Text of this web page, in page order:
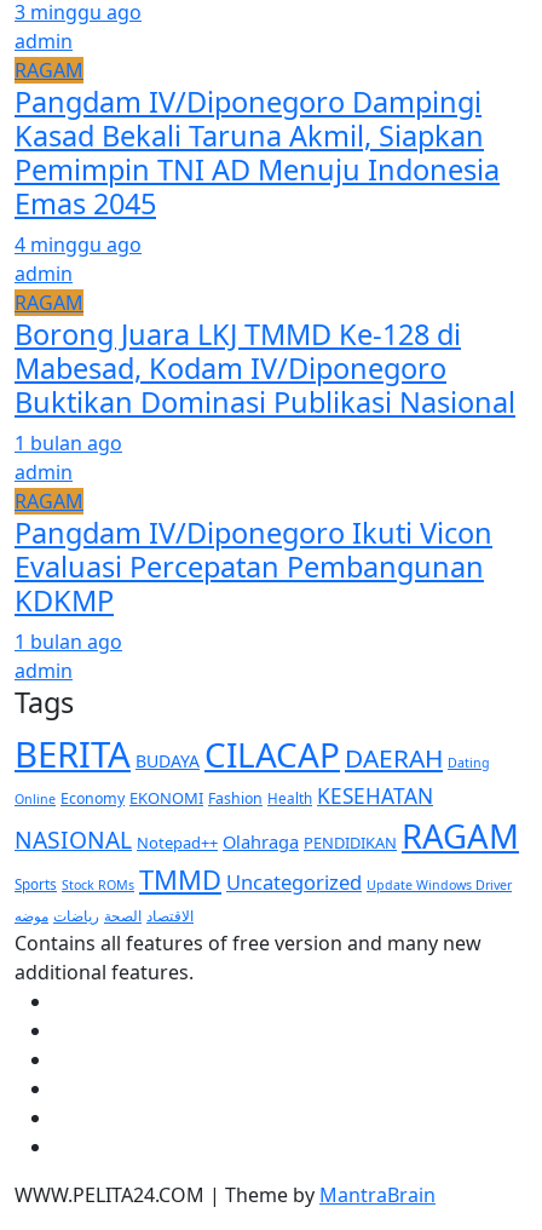
3 minggu ago
admin
RAGAM
Pangdam IV/Diponegoro Dampingi
Kasad Bekali Taruna Akmil, Siapkan
Pemimpin TNI AD Menuju Indonesia
Emas 2045
4 minggu ago
admin
RAGAM
Borong Juara LKJ TMMD Ke-128 di
Mabesad, Kodam IV/Diponegoro
Buktikan Dominasi Publikasi Nasional
1 bulan ago
admin
RAGAM
Pangdam IV/Diponegoro Ikuti Vicon
Evaluasi Percepatan Pembangunan
KDKMP
1 bulan ago
admin
Tags
BERITA BUDAYA CILACAP DAERAH Dating
Online Economy EKONOMI Fashion Health KESEHATAN
NASIONAL Notepad++ Olahraga PENDIDIKAN RAGAM
Sports Stock ROMs TMMD Uncategorized Update Windows Driver
الاقتصاد الصحة رياضات موضه
Contains all features of free version and many new
additional features.
WWW.PELITA24.COM | Theme by MantraBrain